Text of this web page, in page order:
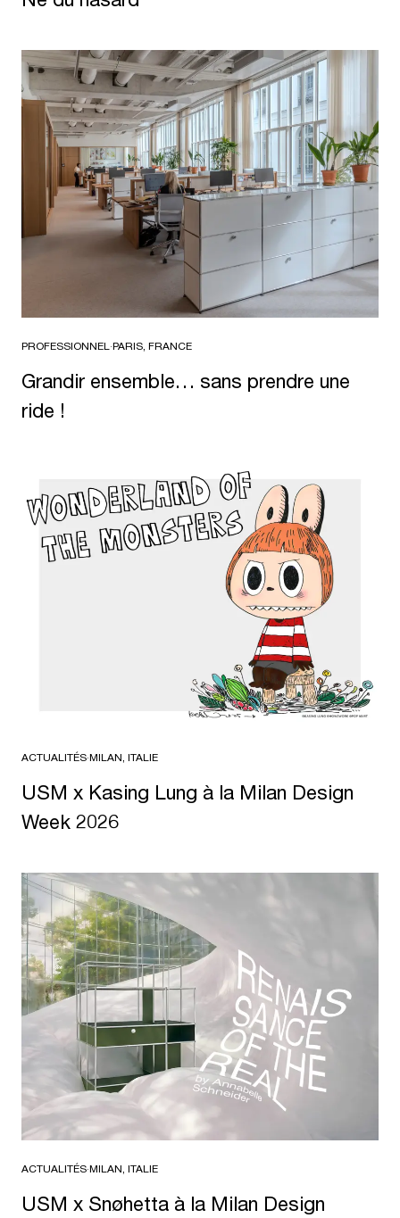
PROFESSIONNEL·PARIS, FRANCE
Grandir ensemble… sans prendre une
ride !
ACTUALITÉS·MILAN, ITALIE
USM x Kasing Lung à la Milan Design
Week 2026
ACTUALITÉS·MILAN, ITALIE
USM x Snøhetta à la Milan Design